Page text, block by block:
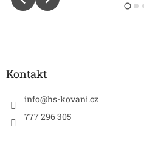
Z
Kontakt
info@hs-kovani.cz
777 296 305